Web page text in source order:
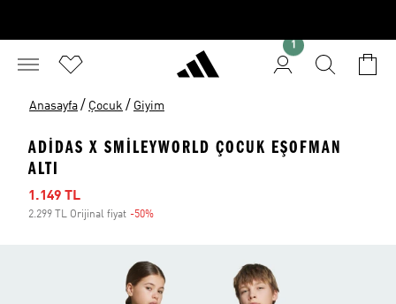
1
Anasayfa / Çocuk / Giyim
ADIDAS X SMILEYWORLD ÇOCUK EŞOFMAN
ALTI
İndirimli fiyat
1.149 TL
2.299 TL Orijinal fiyat -50%